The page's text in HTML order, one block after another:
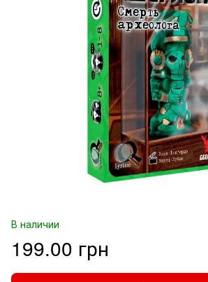
В наличии
199.00 грн